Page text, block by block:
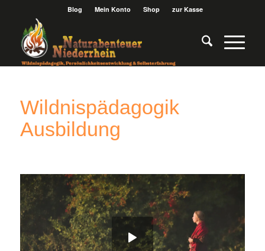
Blog Mein Konto Shop zur Kasse
Wildnispädagogik
Ausbildung